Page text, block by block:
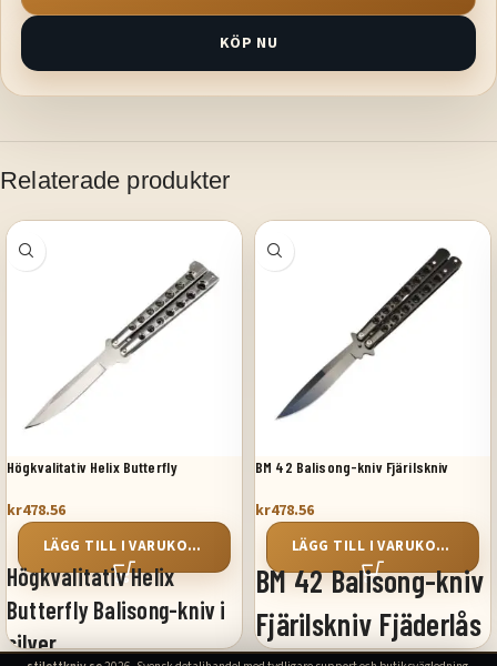
KÖP NU
Relaterade produkter
Högkvalitativ Helix Butterfly
kr478.56
LÄGG TILL I VARUKORG
Högkvalitativ Helix
Butterfly Balisong-kniv i
silver
BM 42 Balisong-kniv Fjärilskniv
kr478.56
LÄGG TILL I VARUKORG
BM 42 Balisong-kniv
Fjärilskniv Fjäderlås